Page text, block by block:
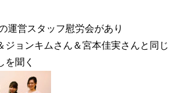
営スタッフ慰労会があり
ョンキムさん＆宮本佳実さんと同じ
を聞く